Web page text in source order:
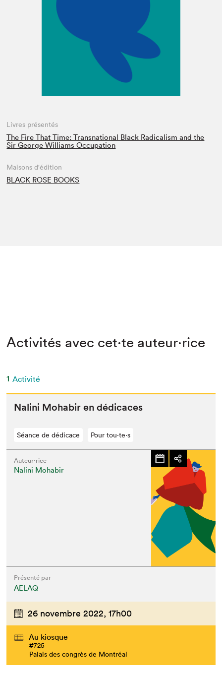
Espace enseignant·e·s
Espace pro
Livres présentés
The Fire That Time: Transnational Black Radicalism and the
Sir George Williams Occupation
Maisons d'édition
BLACK ROSE BOOKS
Activités avec cet·te auteur·rice
1 Activité
Nali­ni Mohab­ir en dédicaces
Séance de dédicace Pour tou⋅te⋅s
Auteur·rice
Nalini Mohabir
Présenté par
AELAQ
26 novembre 2022, 17h00
Au kiosque
#725
Palais des congrès de Montréal